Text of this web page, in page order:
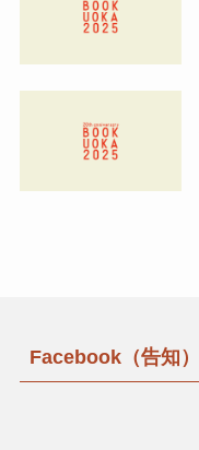
Facebook（告知）